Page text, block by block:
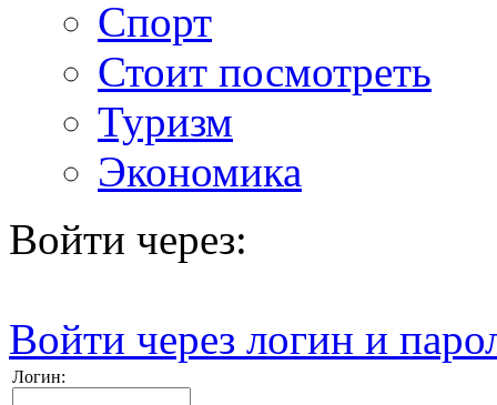
Спорт
Стоит посмотреть
Туризм
Экономика
Войти через:
Войти через логин и
Логин: